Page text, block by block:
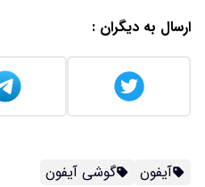
ارسال به دیگران :
آیفون گوشی آیفون